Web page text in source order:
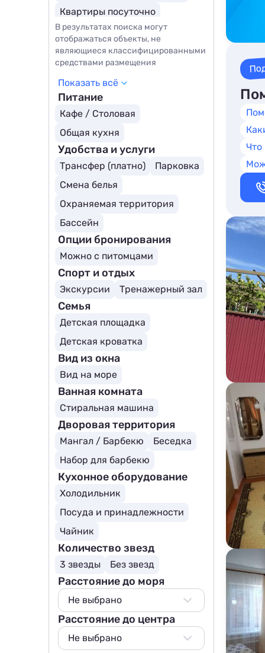
Что
Квартиры посуточно
Отели для молодоженов
Курортные отели
SPA-отели
В результатах поиска могут
отображаться объекты, не
являющиеся классифицированными
средствами размещения
Показать всё
Питание
Кафе / Столовая
Общая кухня
Удобства и услуги
Трансфер (платно)
Парковка
Смена белья
Охраняемая территория
Бассейн
Опции бронирования
Можно с питомцами
Спорт и отдых
Экскурсии Тренажерный зал
Семья
Детская площадка
Детская кроватка
Вид из окна
Вид на море
Ванная комната
Стиральная машина
Дворовая территория
Мангал / Барбекю
Беседка
Набор для барбекю
Кухонное оборудование
Холодильник
Посуда и принадлежности
Чайник
Количество звезд
3 звезды Без звезд
Расстояние до моря
Не выбрано
Не выбрано
50 м
Расстояние до центра
Не выбрано